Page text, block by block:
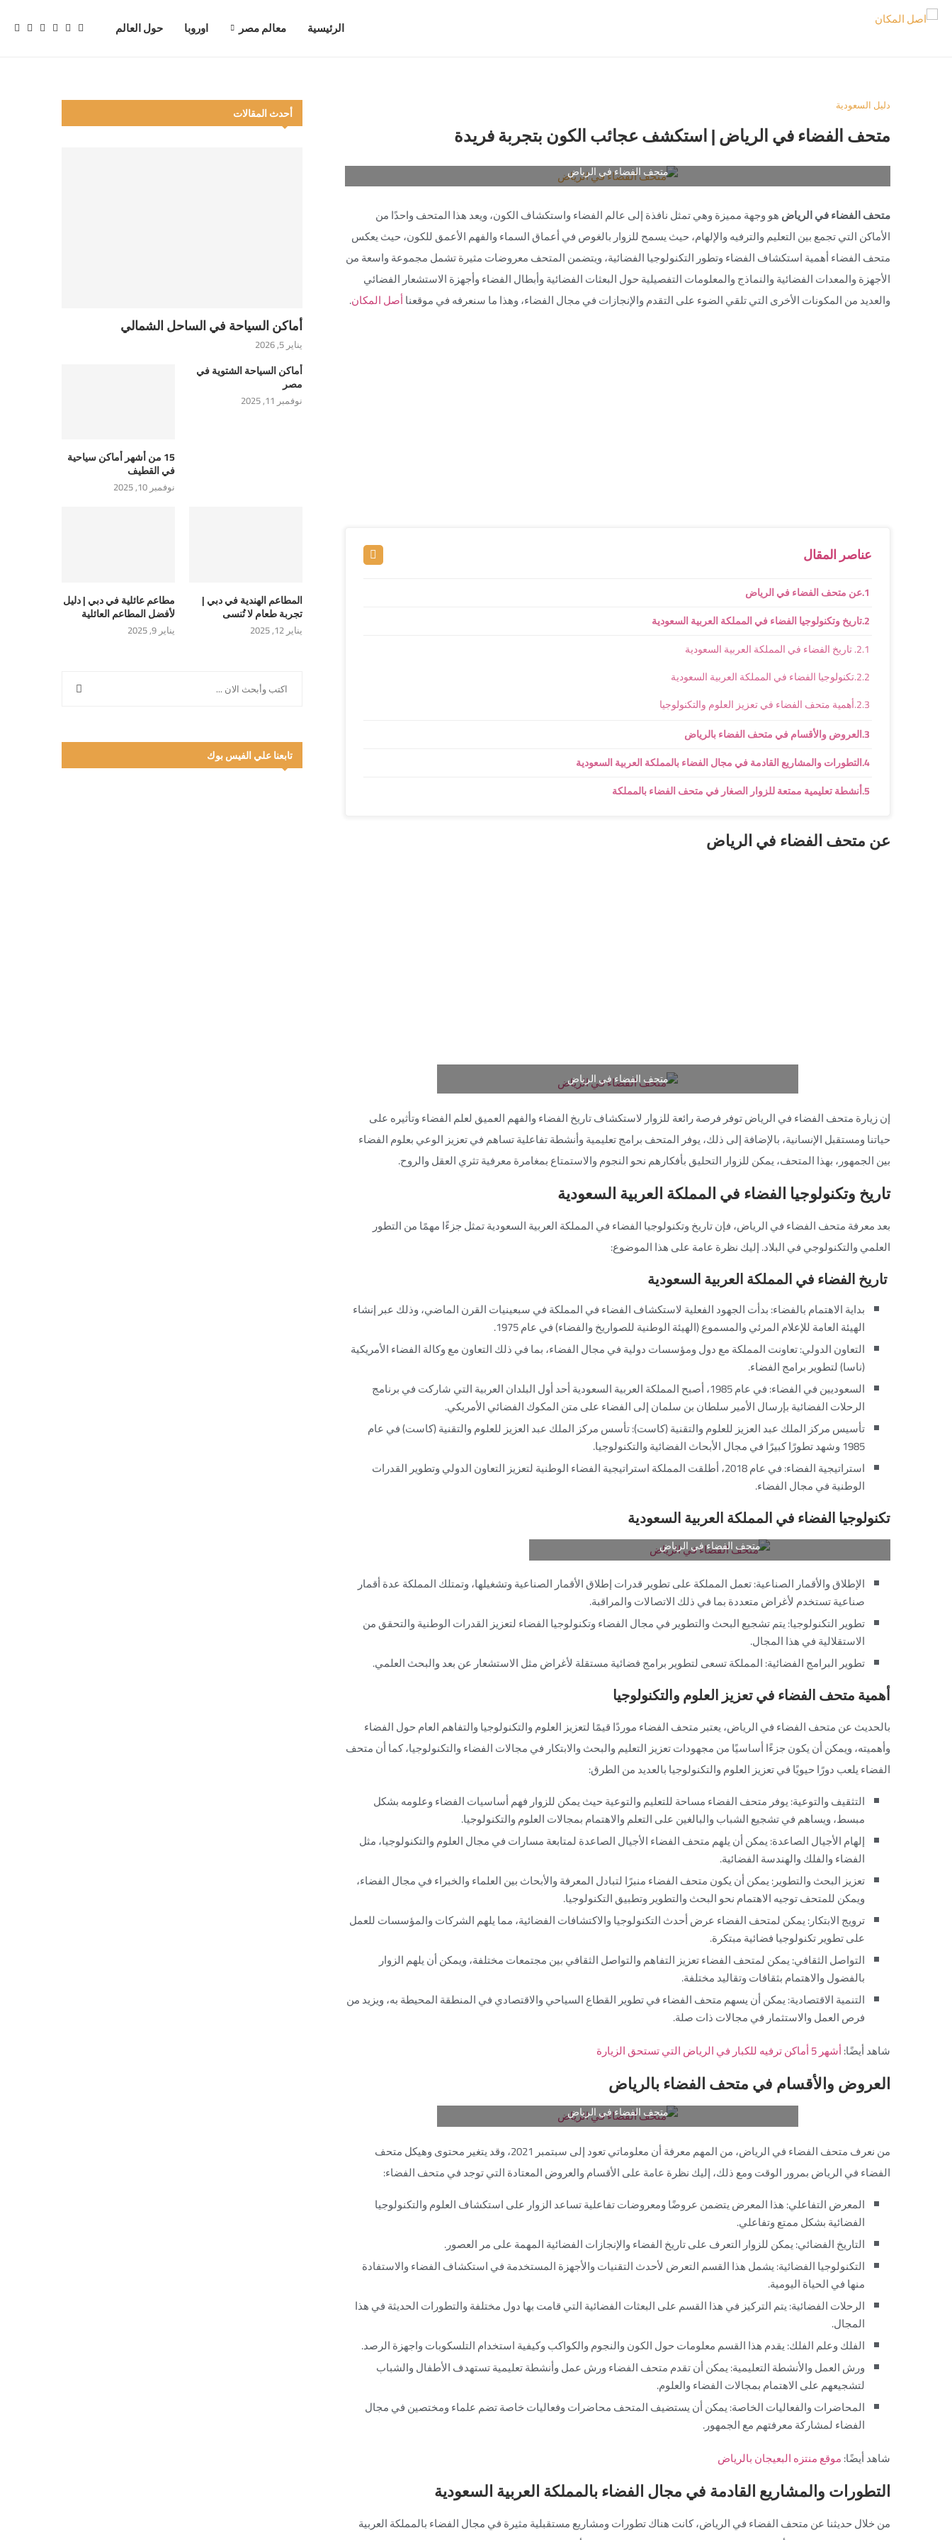
الرئيسية معالم مصر اوروبا حول العالم
دليل السعودية
متحف الفضاء في الرياض | استكشف عجائب الكون بتجربة فريدة
متحف الفضاء في الرياض
متحف الفضاء في الرياضهو وجهة مميزة وهي تمثل نافذة إلى عالم الفضاء واستكشاف الكون، ويعد هذا المتحف واحدًا من
الأماكن التي تجمع بين التعليم والترفيه والإلهام، حيث يسمح للزوار بالغوص في أعماق السماء والفهم الأعمق للكون، حيث يعكس
متحف الفضاء أهمية استكشاف الفضاء وتطور التكنولوجيا الفضائية، ويتضمن المتحف معروضات مثيرة تشمل مجموعة واسعة من
الأجهزة والمعدات الفضائية والنماذج والمعلومات التفصيلية حول البعثات الفضائية وأبطال الفضاء وأجهزة الاستشعار الفضائي
والعديد من المكونات الأخرى التي تلقي الضوء على التقدم والإنجازات في مجال الفضاء، وهذا ما سنعرفه في موقعناأصل المكان.
عناصر المقال
عن متحف الفضاء في الرياض
تاريخ وتكنولوجيا الفضاء في المملكة العربية السعودية
تاريخ الفضاء في المملكة العربية السعودية
تكنولوجيا الفضاء في المملكة العربية السعودية
أهمية متحف الفضاء في تعزيز العلوم والتكنولوجيا
العروض والأقسام في متحف الفضاء بالرياض
التطورات والمشاريع القادمة في مجال الفضاء بالمملكة العربية السعودية
أنشطة تعليمية ممتعة للزوار الصغار في متحف الفضاء بالمملكة
عن متحف الفضاء في الرياض
متحف الفضاء في الرياض
إن زيارة متحف الفضاء في الرياض توفر فرصة رائعة للزوار لاستكشاف تاريخ الفضاء والفهم العميق لعلم الفضاء وتأثيره على
حياتنا ومستقبل الإنسانية، بالإضافة إلى ذلك، يوفر المتحف برامج تعليمية وأنشطة تفاعلية تساهم في تعزيز الوعي بعلوم الفضاء
بين الجمهور، بهذا المتحف، يمكن للزوار التحليق بأفكارهم نحو النجوم والاستمتاع بمغامرة معرفية تثري العقل والروح.
تاريخ وتكنولوجيا الفضاء في المملكة العربية السعودية
بعد معرفة متحف الفضاء في الرياض، فإن تاريخ وتكنولوجيا الفضاء في المملكة العربية السعودية تمثل جزءًا مهمًا من التطور
العلمي والتكنولوجي في البلاد. إليك نظرة عامة على هذا الموضوع:
تاريخ الفضاء في المملكة العربية السعودية
بداية الاهتمام بالفضاء: بدأت الجهود الفعلية لاستكشاف الفضاء في المملكة في سبعينيات القرن الماضي، وذلك عبر إنشاء
الهيئة العامة للإعلام المرئي والمسموع (الهيئة الوطنية للصواريخ والفضاء) في عام 1975.
التعاون الدولي: تعاونت المملكة مع دول ومؤسسات دولية في مجال الفضاء، بما في ذلك التعاون مع وكالة الفضاء الأمريكية
(ناسا) لتطوير برامج الفضاء.
السعوديين في الفضاء: في عام 1985، أصبح المملكة العربية السعودية أحد أول البلدان العربية التي شاركت في برنامج
الرحلات الفضائية بإرسال الأمير سلطان بن سلمان إلى الفضاء على متن المكوك الفضائي الأمريكي.
تأسيس مركز الملك عبد العزيز للعلوم والتقنية (كاست): تأسس مركز الملك عبد العزيز للعلوم والتقنية (كاست) في عام
1985 وشهد تطورًا كبيرًا في مجال الأبحاث الفضائية والتكنولوجيا.
استراتيجية الفضاء: في عام 2018، أطلقت المملكة استراتيجية الفضاء الوطنية لتعزيز التعاون الدولي وتطوير القدرات
الوطنية في مجال الفضاء.
تكنولوجيا الفضاء في المملكة العربية السعودية
متحف الفضاء في الرياض
الإطلاق والأقمار الصناعية: تعمل المملكة على تطوير قدرات إطلاق الأقمار الصناعية وتشغيلها، وتمتلك المملكة عدة أقمار
صناعية تستخدم لأغراض متعددة بما في ذلك الاتصالات والمراقبة.
تطوير التكنولوجيا: يتم تشجيع البحث والتطوير في مجال الفضاء وتكنولوجيا الفضاء لتعزيز القدرات الوطنية والتحقق من
الاستقلالية في هذا المجال.
تطوير البرامج الفضائية: المملكة تسعى لتطوير برامج فضائية مستقلة لأغراض مثل الاستشعار عن بعد والبحث العلمي.
أهمية متحف الفضاء في تعزيز العلوم والتكنولوجيا
بالحديث عن متحف الفضاء في الرياض، يعتبر متحف الفضاء موردًا قيمًا لتعزيز العلوم والتكنولوجيا والتفاهم العام حول الفضاء
وأهميته، ويمكن أن يكون جزءًا أساسيًا من مجهودات تعزيز التعليم والبحث والابتكار في مجالات الفضاء والتكنولوجيا، كما أن متحف
الفضاء يلعب دورًا حيويًا في تعزيز العلوم والتكنولوجيا بالعديد من الطرق:
التثقيف والتوعية: يوفر متحف الفضاء مساحة للتعليم والتوعية حيث يمكن للزوار فهم أساسيات الفضاء وعلومه بشكل
مبسط، ويساهم في تشجيع الشباب والبالغين على التعلم والاهتمام بمجالات العلوم والتكنولوجيا.
إلهام الأجيال الصاعدة: يمكن أن يلهم متحف الفضاء الأجيال الصاعدة لمتابعة مسارات في مجال العلوم والتكنولوجيا، مثل
الفضاء والفلك والهندسة الفضائية.
تعزيز البحث والتطوير: يمكن أن يكون متحف الفضاء منبرًا لتبادل المعرفة والأبحاث بين العلماء والخبراء في مجال الفضاء،
ويمكن للمتحف توجيه الاهتمام نحو البحث والتطوير وتطبيق التكنولوجيا.
ترويج الابتكار: يمكن لمتحف الفضاء عرض أحدث التكنولوجيا والاكتشافات الفضائية، مما يلهم الشركات والمؤسسات للعمل
على تطوير تكنولوجيا فضائية مبتكرة.
التواصل الثقافي: يمكن لمتحف الفضاء تعزيز التفاهم والتواصل الثقافي بين مجتمعات مختلفة، ويمكن أن يلهم الزوار
بالفضول والاهتمام بثقافات وتقاليد مختلفة.
التنمية الاقتصادية: يمكن أن يسهم متحف الفضاء في تطوير القطاع السياحي والاقتصادي في المنطقة المحيطة به، ويزيد من
فرص العمل والاستثمار في مجالات ذات صلة.
شاهد أيضًا:أشهر 5 أماكن ترفيه للكبار في الرياض التي تستحق الزيارة
العروض والأقسام في متحف الفضاء بالرياض
متحف الفضاء في الرياض
من نعرف متحف الفضاء في الرياض، من المهم معرفة أن معلوماتي تعود إلى سبتمبر 2021، وقد يتغير محتوى وهيكل متحف
الفضاء في الرياض بمرور الوقت ومع ذلك، إليك نظرة عامة على الأقسام والعروض المعتادة التي توجد في متحف الفضاء:
المعرض التفاعلي: هذا المعرض يتضمن عروضًا ومعروضات تفاعلية تساعد الزوار على استكشاف العلوم والتكنولوجيا
الفضائية بشكل ممتع وتفاعلي.
التاريخ الفضائي: يمكن للزوار التعرف على تاريخ الفضاء والإنجازات الفضائية المهمة على مر العصور.
التكنولوجيا الفضائية: يشمل هذا القسم التعرض لأحدث التقنيات والأجهزة المستخدمة في استكشاف الفضاء والاستفادة
منها في الحياة اليومية.
الرحلات الفضائية: يتم التركيز في هذا القسم على البعثات الفضائية التي قامت بها دول مختلفة والتطورات الحديثة في هذا
المجال.
الفلك وعلم الفلك: يقدم هذا القسم معلومات حول الكون والنجوم والكواكب وكيفية استخدام التلسكوبات واجهزة الرصد.
ورش العمل والأنشطة التعليمية: يمكن أن تقدم متحف الفضاء ورش عمل وأنشطة تعليمية تستهدف الأطفال والشباب
لتشجيعهم على الاهتمام بمجالات الفضاء والعلوم.
المحاضرات والفعاليات الخاصة: يمكن أن يستضيف المتحف محاضرات وفعاليات خاصة تضم علماء ومختصين في مجال
الفضاء لمشاركة معرفتهم مع الجمهور.
شاهد أيضًا:موقع منتزه البعيجان بالرياض
التطورات والمشاريع القادمة في مجال الفضاء بالمملكة العربية السعودية
من خلال حديثنا عن متحف الفضاء في الرياض، كانت هناك تطورات ومشاريع مستقبلية مثيرة في مجال الفضاء بالمملكة العربية
أحدث المقالات
أماكن السياحة في الساحل الشمالي
يناير 5, 2026
أماكن السياحة الشتوية في
مصر
نوفمبر 11, 2025
15 من أشهر أماكن سياحية
في القطيف
نوفمبر 10, 2025
المطاعم الهندية في دبي |
تجربة طعام لا تُنسى
يناير 12, 2025
مطاعم عائلية في دبي | دليل
لأفضل المطاعم العائلية
يناير 9, 2025
تابعنا علي الفيس بوك